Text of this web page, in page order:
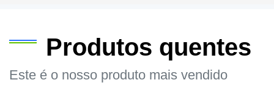
Produtos quentes
Este é o nosso produto mais vendido